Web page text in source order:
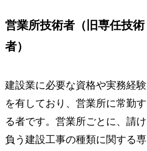
営業所技術者（旧専任技術
者）
建設業に必要な資格や実務経験
を有しており、営業所に常勤す
る者です。営業所ごとに、請け
負う建設工事の種類に関する専